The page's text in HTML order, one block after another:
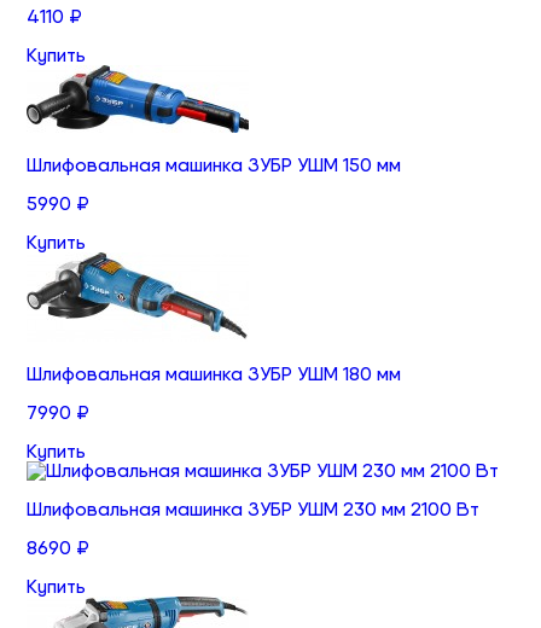
4110 ₽
Купить
Шлифовальная машинка ЗУБР УШМ 150 мм
5990 ₽
Купить
Шлифовальная машинка ЗУБР УШМ 180 мм
7990 ₽
Купить
Шлифовальная машинка ЗУБР УШМ 230 мм 2100 Вт
8690 ₽
Купить